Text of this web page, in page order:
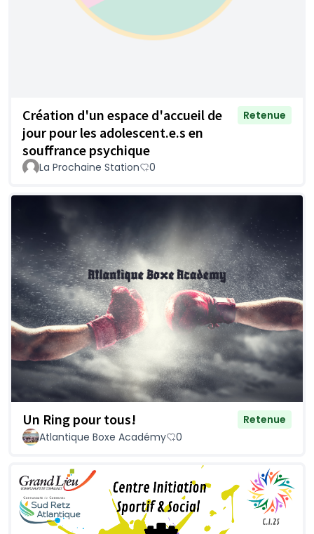
Création d'un espace d'accueil de
jour pour les adolescent.e.s en
souffrance psychique
Retenue
La Prochaine Station 0
Un Ring pour tous!
Retenue
Atlantique Boxe Académy
0